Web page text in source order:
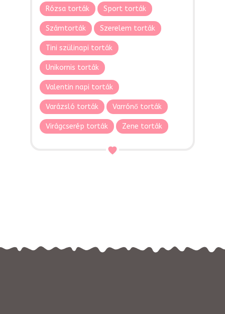
Rózsa torták Sport torták
Számtorták Szerelem torták
Tini szülinapi torták
Unikornis torták
Valentin napi torták
Varázsló torták Varrónő torták
Virágcserép torták Zene torták